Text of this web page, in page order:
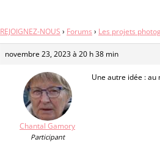
REJOIGNEZ-NOUS › Forums › Les projets
novembre 23, 2023 à 20 h 38 min
Chantal Gamory
Participant
Une autre idée :